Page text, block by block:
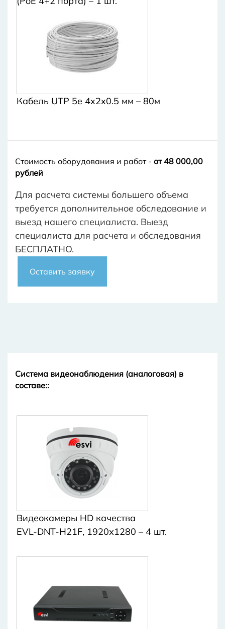
Кабель UTP 5e 4x2x0.5 мм – 80м
Стоимость оборудования и работ - от 48 000,00
рублей
Для расчета системы большего объема
требуется дополнительное обследование и
выезд нашего специалиста. Выезд
специалиста для расчета и обследования
БЕСПЛАТНО.
Оставить заявку
Система видеонаблюдения (аналоговая) в
составе::
Видеокамеры HD качества
EVL-DNT-H21F, 1920х1280 – 4 шт.